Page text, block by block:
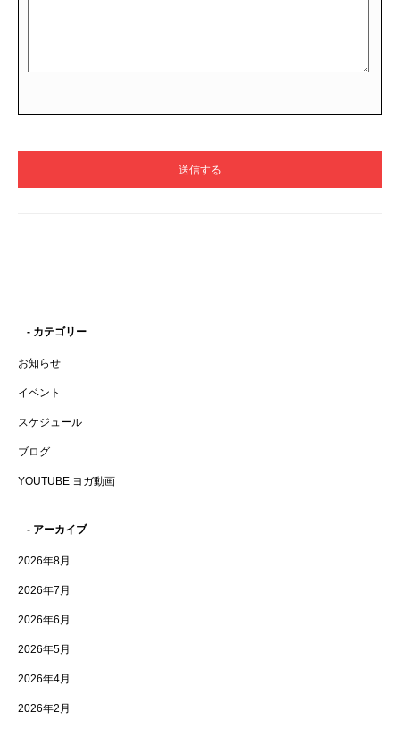
- カテゴリー
お知らせ
イベント
スケジュール
ブログ
YOUTUBE ヨガ動画
- アーカイブ
2026年8月
2026年7月
2026年6月
2026年5月
2026年4月
2026年2月